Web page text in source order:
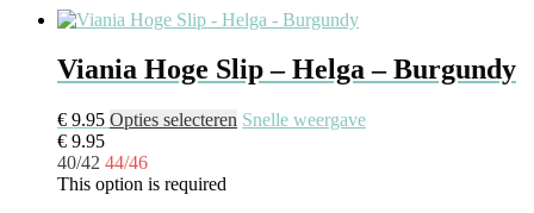
Viania Hoge Slip – Helga – Burgundy
€ 9.95 Opties selecteren Snelle weergave
€ 9.95
40/42 44/46
This option is required